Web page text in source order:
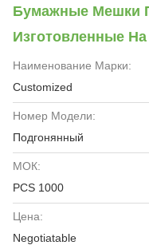
Бумажные Мешки
Изготовленные
Наименование Марки:
Customized
Номер Модели:
Подгонянный
МОК:
PCS 1000
Цена:
Negotiatable